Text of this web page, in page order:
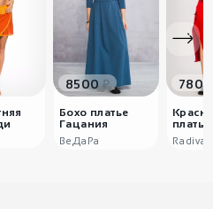
8500 ₽
Бохо платье
Гацания
ВеДаРа
7800